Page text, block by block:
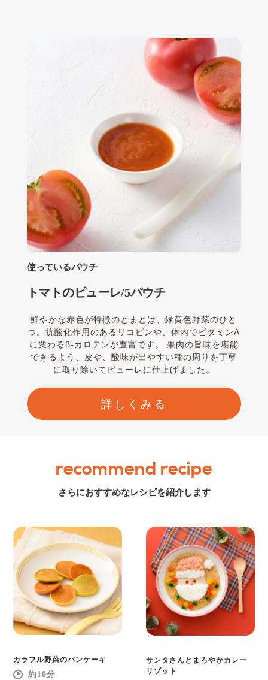
使っているパウチ
トマトのピューレ/5パウチ
鮮やかな赤色が特徴のとまとは、緑黄色野菜のひと
つ。抗酸化作用のあるリコピンや、体内でビタミンA
に変わるβ-カロテンが豊富です。 果肉の旨味を堪能
できるよう、皮や、酸味が出やすい種の周りを丁寧
に取り除いてピューレに仕上げました。
詳しくみる
recommend recipe
さらにおすすめなレシピを紹介します
カラフル野菜のパンケーキ
10
サンタさんとまろやかカレー
リゾット